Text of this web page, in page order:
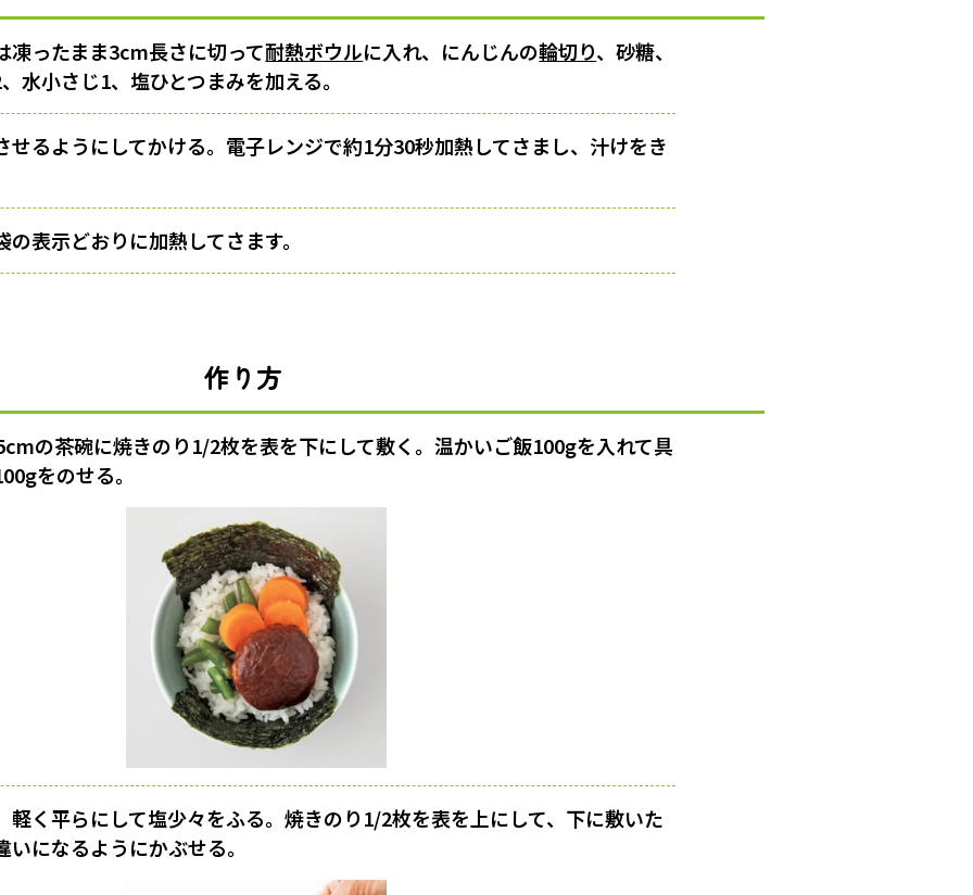
凍ったまま3cm長さに切って耐熱ボウルに入れ、にんじんの輪切り、砂糖、
水小さじ1、塩ひとつまみを加える。
せるようにしてかける。電子レンジで約1分30秒加熱してさまし、汁けをき
表示どおりに加熱してさます。
作り方
の茶碗に焼きのり1/2枚を表を下にして敷く。温かいご飯100gを入れて具
をのせる。
軽く平らにして塩少々をふる。焼きのり1/2枚を表を上にして、下に敷いた
になるようにかぶせる。